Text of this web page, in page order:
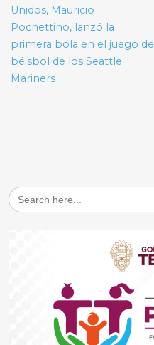
Unidos, Mauricio
Pochettino, lanzó la
primera bola en el juego de
béisbol de los Seattle
Mariners
Search
for: